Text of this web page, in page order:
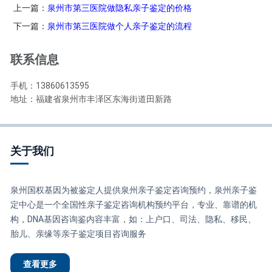
上一篇： 泉州市第三医院做隐私亲子鉴定的价格
下一篇： 泉州市第三医院做个人亲子鉴定的流程
联系信息
手机：13860613595
地址：福建省泉州市丰泽区东海街道田新路
关于我们
泉州国权基因为被鉴定人提供泉州亲子鉴定咨询预约，泉州亲子鉴
定中心是一个全国性亲子鉴定咨询机构预约平台，专业、靠谱的机
构，DNA基因咨询鉴内容丰富，如：上户口、司法、隐私、移民、
胎儿、亲缘等亲子鉴定项目咨询服务
查看更多